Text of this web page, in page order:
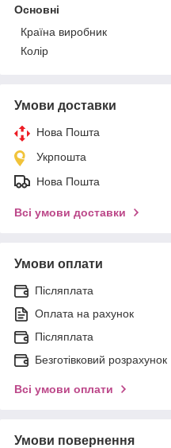
Основні
Країна виробник
Колір
Умови доставки
Нова Пошта
Укрпошта
Нова Пошта
Всі умови доставки
Умови оплати
Післяплата
Оплата на рахунок
Післяплата
Безготівковий розрахунок
Всі умови оплати
Умови повернення